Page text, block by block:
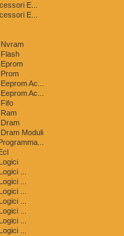
E...
E...
Ac...
Ac...
Moduli
...
...
...
...
...
...
...